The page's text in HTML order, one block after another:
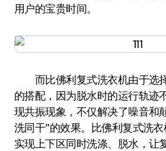
用户的宝贵时间。
而比佛利复式洗衣机由于选
的搭配，因为脱水时的运行轨迹
现共振现象，不仅解决了噪音和
洗同干”的效果。比佛利复式洗
实现上下区同时洗涤、脱水，让